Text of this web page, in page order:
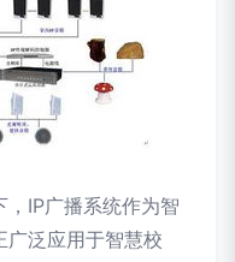
IP广播系统作为智
广泛应用于智慧校